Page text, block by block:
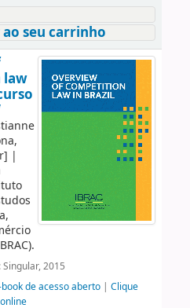
seu carrinho
|
Singular, 2015
book de acesso aberto| Clique